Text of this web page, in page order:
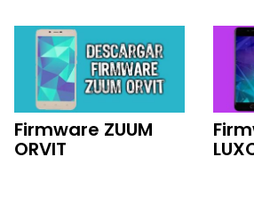
Firmware ZUUM
ORVIT